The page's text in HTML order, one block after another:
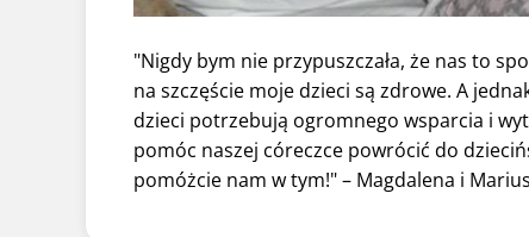
"Nigdy bym nie przypuszczała, że nas to
na szczęście moje dzieci są zdrowe. A
dzieci potrzebują ogromnego wsparcia i
pomóc naszej córeczce powrócić do
pomóżcie nam w tym!" – Magdalena i